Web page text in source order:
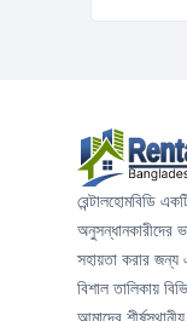
রেন্টালহোমবিডি
সহায়তা করার জন্য
বিশাল তালিকায়
আমাদের